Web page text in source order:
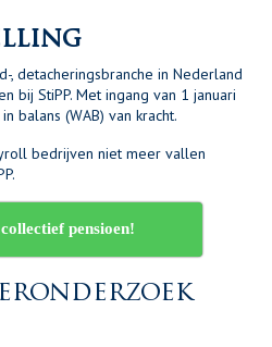
detacheringsbranche in Nederland
bij StiPP. Met ingang van 1 januari
balans (WAB) van kracht.
bedrijven niet meer vallen
pensioen!